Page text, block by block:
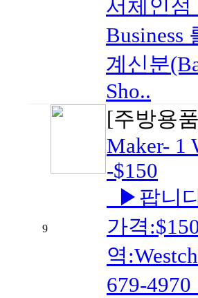
서체인
Business
계신분
Sho..
9
[주방용
Maker- 1
-$150
▶팝니
가격
역
679-